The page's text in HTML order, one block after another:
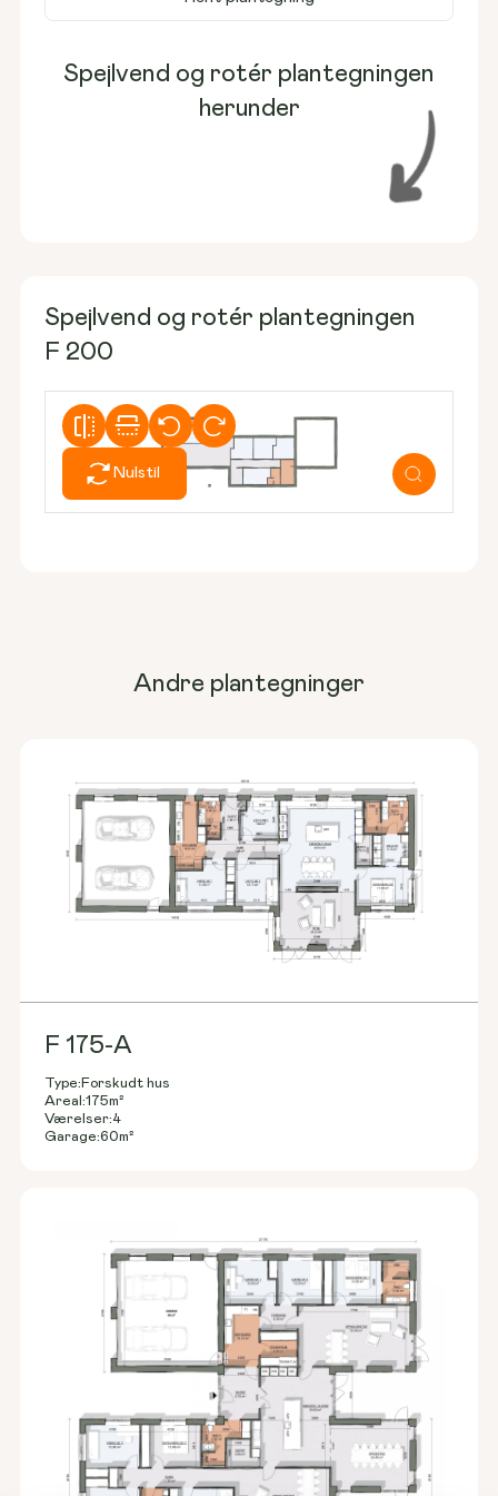
Spejlvend og rotér plantegningen
herunder
Spejlvend og rotér plantegningen
F 200
Nulstil
Andre plantegninger
F 175-A
Type: Forskudt hus
Areal:175m²
Værelser:4
Garage:60m²